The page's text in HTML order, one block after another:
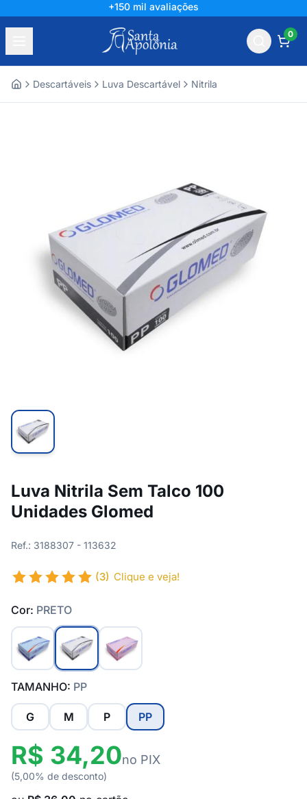
+150 mil avaliações
0
Descartáveis Luva Descartável Nitrila
Luva Nitrila Sem Talco 100
Unidades Glomed
Ref.: 3188307 - 113632
(3) Clique e veja!
Cor: PRETO
TAMANHO: PP
G M P PP
R$ 34,20no PIX
(5,00% de desconto)